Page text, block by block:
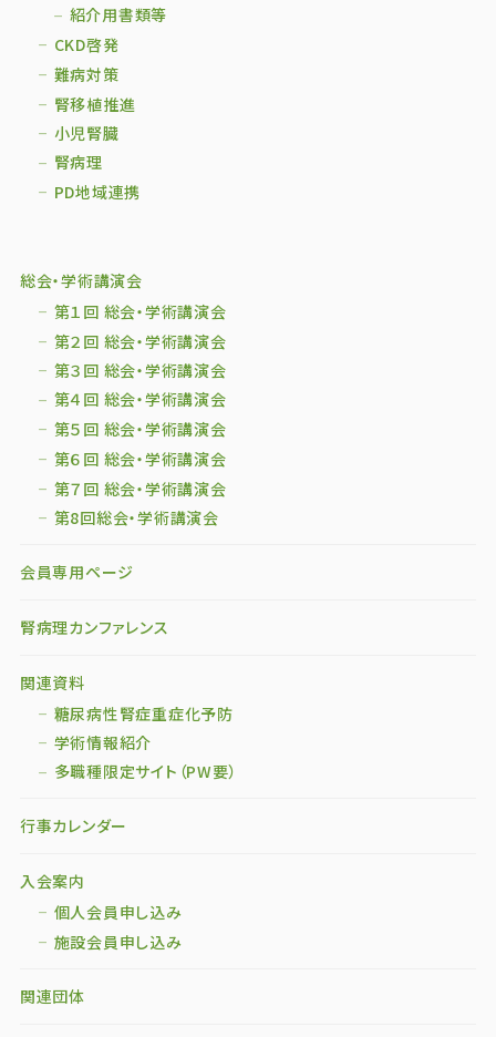
紹介用書類等
CKD啓発
難病対策
腎移植推進
小児腎臓
腎病理
PD地域連携
総会・学術講演会
第１回 総会・学術講演会
第２回 総会・学術講演会
第３回 総会・学術講演会
第４回 総会・学術講演会
第５回 総会・学術講演会
第６回 総会・学術講演会
第７回 総会・学術講演会
第8回総会・学術講演会
会員専用ページ
腎病理カンファレンス
関連資料
糖尿病性腎症重症化予防
学術情報紹介
多職種限定サイト（PW要）
行事カレンダー
入会案内
個人会員申し込み
施設会員申し込み
関連団体